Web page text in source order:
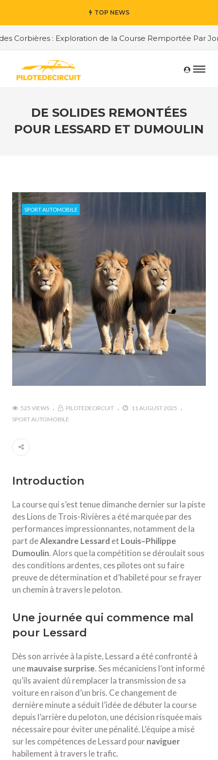
TOP NEWS
: Exploration de la Course Remportée Par
DE SOLIDES REMONTÉES
POUR LESSARD ET DUMOULIN
SPORT AUTOMOBILE
525 VIEWS PILOTEDECIRCUIT
11 AUGUST 2025
SPORT AUTOMOBILE
Introduction
La course qui s’est tenue dimanche dernier sur la piste
des Lions de Trois-Rivières a été marquée par des
performances impressionnantes, notamment de la
part deAlexandre Lessard et Louis–Philippe
Dumoulin. Alors que la compétition se déroulait sous
des conditions ardentes, ces pilotes ont su faire
preuve de détermination et d’habileté pour se frayer
un chemin à travers le peloton.
Une journée qui commence mal
pour Lessard
Dès son arrivée à la piste, Lessard a été confronté à
unemauvaise surprise. Ses mécaniciens l’ont informé
qu’ils avaient dû remplacer la transmission de sa
voiture en raison d’un bris. Ce changement de
dernière minute a séduit l’idée de débuter la course
depuis l’arrière du peloton, une décision risquée mais
nécessaire pour éviter une pénalité. L’équipe a misé
sur les compétences de Lessard pournaviguer
habilement à travers le trafic.